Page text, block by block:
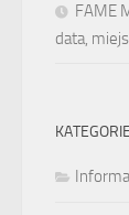
FAME
data,
KATEGORIE